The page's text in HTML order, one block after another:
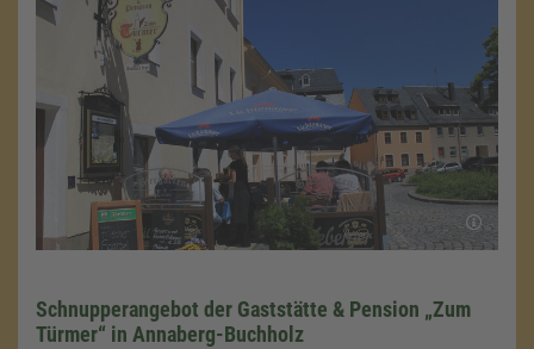
Schnupperangebot der Gaststätte & Pension „Zum
Türmer“ in Annaberg-Buchholz